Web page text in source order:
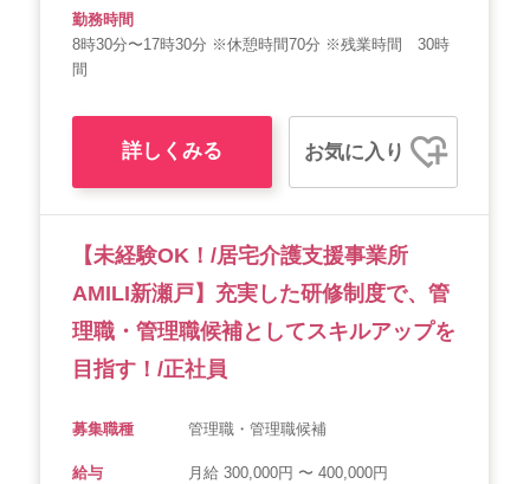
勤務時間
8時30分〜17時30分 ※休憩時間70分 ※残業時間 30時
間
詳しくみる お気に入り
【未経験OK！/居宅介護支援事業所
AMILI新瀬戸】充実した研修制度で、管
理職・管理職候補としてスキルアップを
目指す！/正社員
募集職種 管理職・管理職候補
給与 月給 300,000円 〜 400,000円